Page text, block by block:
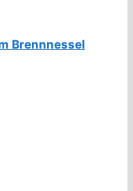
Brennnessel